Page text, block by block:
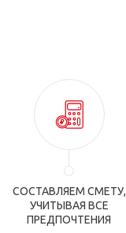
СОСТАВЛЯЕМ СМЕТУ,
УЧИТЫВАЯ ВСЕ
ПРЕДПОЧТЕНИЯ